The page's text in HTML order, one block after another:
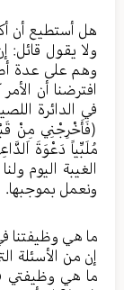
هل أستطيع أن
ولا يقول
وهم على عدة
افترضنا أن
في الدائرة
(فَأَخْرِجْنِي مِنْ
مُلَبِّياً دَعْوَةَ
الغيبة اليوم
ونعمل بموجبها.
ما هي وظيفتنا
إن من الأسئلة
ما هي وظيفتي